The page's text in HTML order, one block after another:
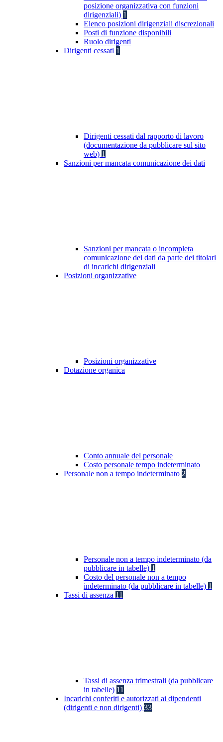
posizione organizzativa con funzioni
dirigenziali) 1
Elenco posizioni dirigenziali discrezionali
Posti di funzione disponibili
Ruolo dirigenti
Dirigenti cessati 1
Dirigenti cessati dal rapporto di lavoro
(documentazione da pubblicare sul sito
web) 1
Sanzioni per mancata comunicazione dei dati
Sanzioni per mancata o incompleta
comunicazione dei dati da parte dei titolari
di incarichi dirigenziali
Posizioni organizzative
Posizioni organizzative
Dotazione organica
Conto annuale del personale
Costo personale tempo indeterminato
Personale non a tempo indeterminato 2
Personale non a tempo indeterminato (da
pubblicare in tabelle) 1
Costo del personale non a tempo
indeterminato (da pubblicare in tabelle) 1
Tassi di assenza 11
Tassi di assenza trimestrali (da pubblicare
in tabelle) 11
Incarichi conferiti e autorizzati ai dipendenti
(dirigenti e non dirigenti) 33